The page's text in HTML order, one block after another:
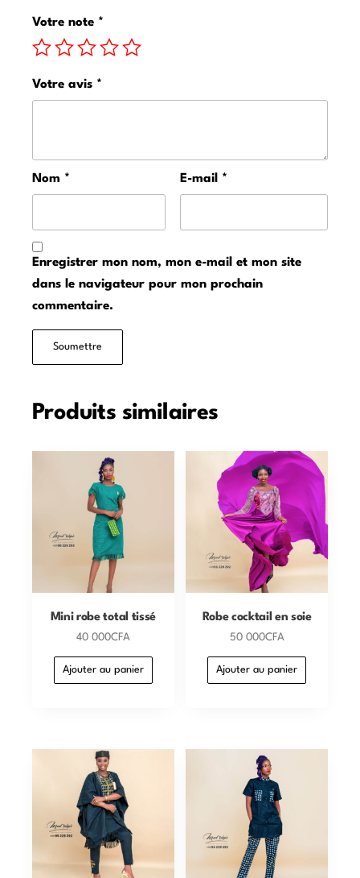
Votre note *
Votre avis *
Nom * E-mail *
Enregistrer mon nom, mon e-mail et mon site
dans le navigateur pour mon prochain
commentaire.
Produits similaires
Mini robe total tissé
40 000CFA
Ajouter au panier
Robe cocktail en soie
50 000CFA
Ajouter au panier